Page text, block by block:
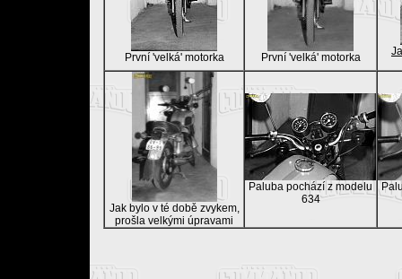
První 'velká' motorka První 'velká' motorka
Jak bylo v té době zvykem,
prošla velkými úpravami
Paluba pochází z modelu
634